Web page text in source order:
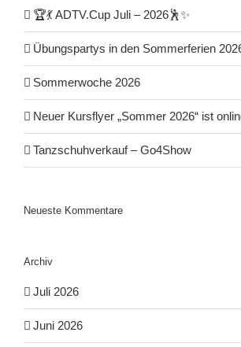
🏆💃 ADTV.Cup Juli – 2026🕺✨
Übungspartys in den Sommerferien
Sommerwoche 2026
Neuer Kursflyer „Sommer 2026“ ist
Tanzschuhverkauf – Go4Show
Neueste Kommentare
Archiv
Juli 2026
Juni 2026